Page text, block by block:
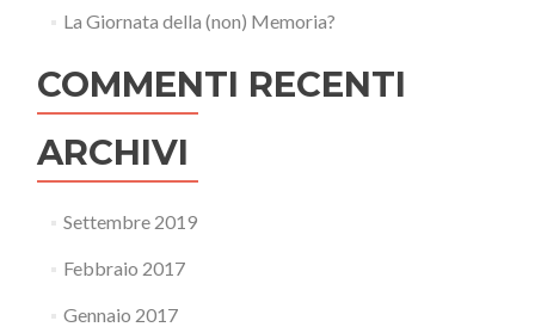
La Giornata della (non) Memoria?
COMMENTI RECENTI
ARCHIVI
Settembre 2019
Febbraio 2017
Gennaio 2017